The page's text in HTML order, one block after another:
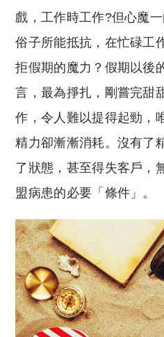
戲，工作時工作?但心魔
俗子所能抵抗，在忙碌工
拒假期的魔力？假期以後
言，最為掙扎，剛嘗完甜
作，令人難以提得起勁，
精力卻漸漸消耗。沒有了
了狀態，甚至得失客戶，
盟病患的必要「條件」。